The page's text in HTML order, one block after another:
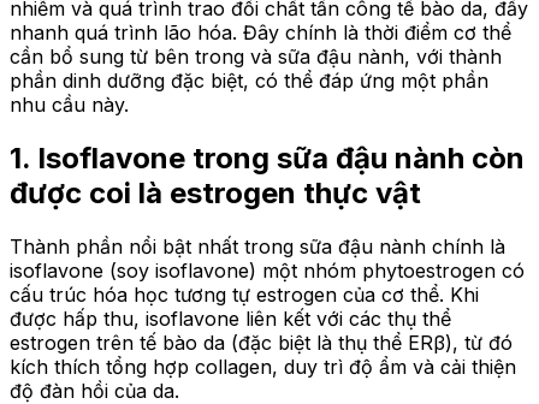
nhiễm và quá trình trao đổi chất tấn công tế bào da, đẩy
nhanh quá trình lão hóa. Đây chính là thời điểm cơ thể
cần bổ sung từ bên trong và sữa đậu nành, với thành
phần dinh dưỡng đặc biệt, có thể đáp ứng một phần
nhu cầu này.
1. Isoflavone trong sữa đậu nành còn
được coi là estrogen thực vật
Thành phần nổi bật nhất trong sữa đậu nành chính là
isoflavone (soy isoflavone) một nhóm phytoestrogen có
cấu trúc hóa học tương tự estrogen của cơ thể. Khi
được hấp thu, isoflavone liên kết với các thụ thể
estrogen trên tế bào da (đặc biệt là thụ thể ERβ), từ đó
kích thích tổng hợp collagen, duy trì độ ẩm và cải thiện
độ đàn hồi của da.